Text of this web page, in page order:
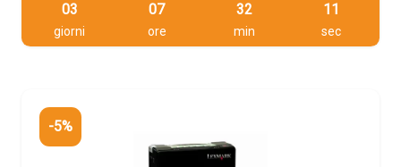
03
giorni
07
ore
32
min
11
sec
-5%